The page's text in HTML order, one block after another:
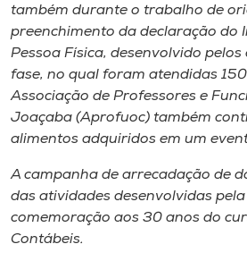
também durante o trabalho de
preenchimento da declaração do
Pessoa Física, desenvolvido
fase, no qual foram atendidas
Associação de Professores e
Joaçaba (Aprofuoc) também
alimentos adquiridos em um
A campanha de arrecadação de
das atividades desenvolvidas
comemoração aos 30 anos do
Contábeis.